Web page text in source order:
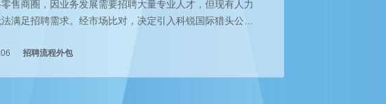
售商圈，因业务发展需要招聘大量专业人才，但现有人力
满足招聘需求。经市场比对，决定引入科锐国际猎头公司
招聘流程外包